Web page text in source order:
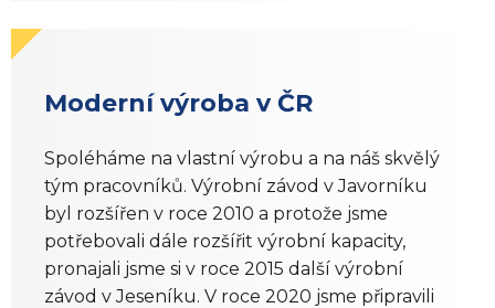
Moderní výroba v ČR
Spoléháme na vlastní výrobu a na náš skvělý
tým pracovníků. Výrobní závod v Javorníku
byl rozšířen v roce 2010 a protože jsme
potřebovali dále rozšířit výrobní kapacity,
pronajali jsme si v roce 2015 další výrobní
závod v Jeseníku. V roce 2020 jsme připravili